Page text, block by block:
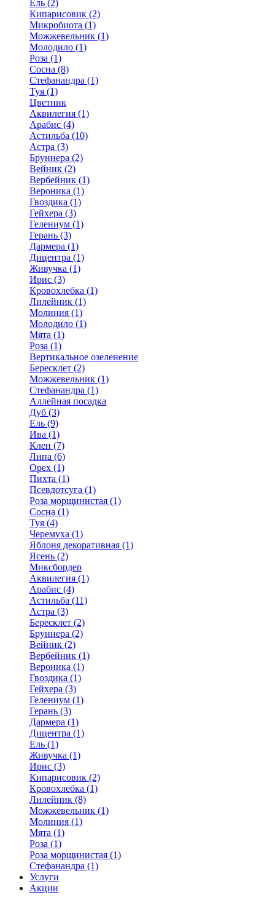
Ель (2)
Кипарисовик (2)
Микробиота (1)
Можжевельник (1)
Молодило (1)
Роза (1)
Сосна (8)
Стефанандра (1)
Туя (1)
Цветник
Аквилегия (1)
Арабис (4)
Астильба (10)
Астра (3)
Бруннера (2)
Вейник (2)
Вербейник (1)
Вероника (1)
Гвоздика (1)
Гейхера (3)
Гелениум (1)
Герань (3)
Дармера (1)
Дицентра (1)
Живучка (1)
Ирис (3)
Кровохлебка (1)
Лилейник (1)
Молиния (1)
Молодило (1)
Мята (1)
Роза (1)
Вертикальное озеленение
Бересклет (2)
Можжевельник (1)
Стефанандра (1)
Аллейная посадка
Дуб (3)
Ель (9)
Ива (1)
Клен (7)
Липа (6)
Орех (1)
Пихта (1)
Псевдотсуга (1)
Роза морщинистая (1)
Сосна (1)
Туя (4)
Черемуха (1)
Яблоня декоративная (1)
Ясень (2)
Миксбордер
Аквилегия (1)
Арабис (4)
Астильба (11)
Астра (3)
Бересклет (2)
Бруннера (2)
Вейник (2)
Вербейник (1)
Вероника (1)
Гвоздика (1)
Гейхера (3)
Гелениум (1)
Герань (3)
Дармера (1)
Дицентра (1)
Ель (1)
Живучка (1)
Ирис (3)
Кипарисовик (2)
Кровохлебка (1)
Лилейник (8)
Можжевельник (1)
Молиния (1)
Мята (1)
Роза (1)
Роза морщинистая (1)
Стефанандра (1)
Услуги
Акции